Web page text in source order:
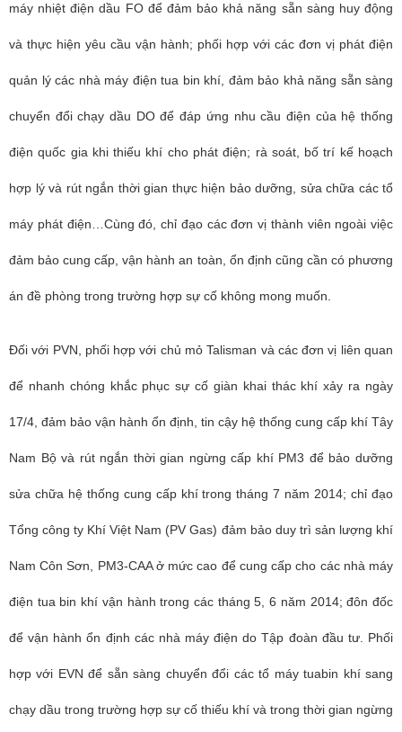
máy nhiệt điện dầu FO để đảm bảo khả năng sẵn sàng huy động
và thực hiện yêu cầu vận hành; phối hợp với các đơn vị phát điện
quản lý các nhà máy điện tua bin khí, đảm bảo khả năng sẵn sàng
chuyển đổi chạy dầu DO để đáp ứng nhu cầu điện của hệ thống
điện quốc gia khi thiếu khí cho phát điện; rà soát, bố trí kế hoạch
hợp lý và rút ngắn thời gian thực hiện bảo dưỡng, sửa chữa các tổ
máy phát điện…Cùng đó, chỉ đạo các đơn vị thành viên ngoài việc
đảm bảo cung cấp, vận hành an toàn, ổn định cũng cần có phương
án đề phòng trong trường hợp sự cố không mong muốn.
Đối với PVN, phối hợp với chủ mỏ Talisman và các đơn vị liên quan
để nhanh chóng khắc phục sự cố giàn khai thác khí xảy ra ngày
17/4, đảm bảo vận hành ổn định, tin cậy hệ thống cung cấp khí Tây
Nam Bộ và rút ngắn thời gian ngừng cấp khí PM3 để bảo dưỡng
sửa chữa hệ thống cung cấp khí trong tháng 7 năm 2014; chỉ đạo
Tổng công ty Khí Việt Nam (PV Gas) đảm bảo duy trì sản lượng khí
Nam Côn Sơn, PM3-CAA ở mức cao để cung cấp cho các nhà máy
điện tua bin khí vận hành trong các tháng 5, 6 năm 2014; đôn đốc
để vận hành ổn định các nhà máy điện do Tập đoàn đầu tư. Phối
hợp với EVN để sẵn sàng chuyển đổi các tổ máy tuabin khí sang
chạy dầu trong trường hợp sự cố thiếu khí và trong thời gian ngừng